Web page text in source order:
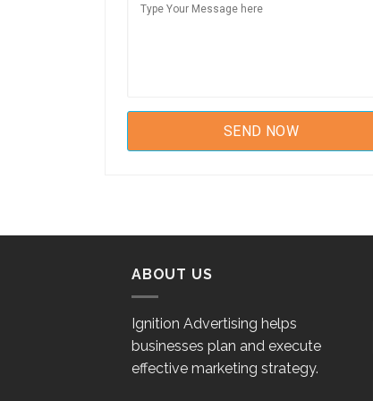
ABOUT US
Ignition Advertising helps
businesses plan and execute
effective marketing strategy.